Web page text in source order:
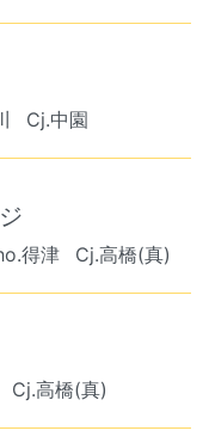
Cj.中園
得津 Cj.高橋(真)
Cj.高橋(真)